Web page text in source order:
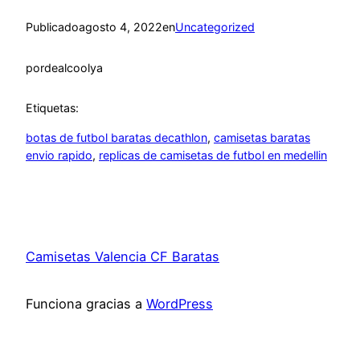
Publicadoagosto 4, 2022enUncategorized
pordealcoolya
Etiquetas:
botas de futbol baratas decathlon, camisetas baratas
envio rapido, replicas de camisetas de futbol en medellin
Camisetas Valencia CF Baratas
Funciona gracias a WordPress